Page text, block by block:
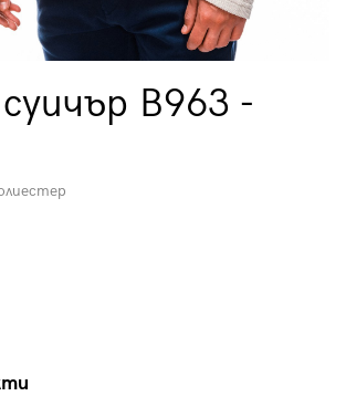
B963 -